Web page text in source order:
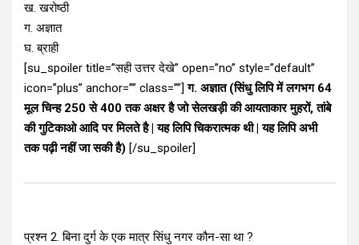
ख. खरोष्ठी
ग. अज्ञात
घ. ब्राही
[su_spoiler title=”सही उत्तर देखे” open=”no” style=”default”
icon=”plus” anchor=”” class=””]ग. अज्ञात (सिंधु लिपि में लगभग 64
मूल चिन्ह 250 से 400 तक अक्षर है जो सेलखड़ी की आयताकार मुहरों, तांबे
की गुटिकाओ आदि पर मिलते है | यह लिपि चिकरात्मक थी | यह लिपि अभी
तक पढ़ी नहीं जा सकी है) [/su_spoiler]
प्रश्न 2. बिना दुर्ग के एक मात्र सिंधु नगर कौन-सा था ?